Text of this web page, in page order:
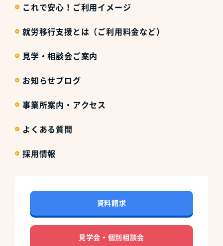
これで安心！ご利用イメージ
就労移行支援とは（ご利用料金など）
見学・相談会ご案内
お知らせブログ
事業所案内・アクセス
よくある質問
採用情報
資料請求
見学会・個別相談会